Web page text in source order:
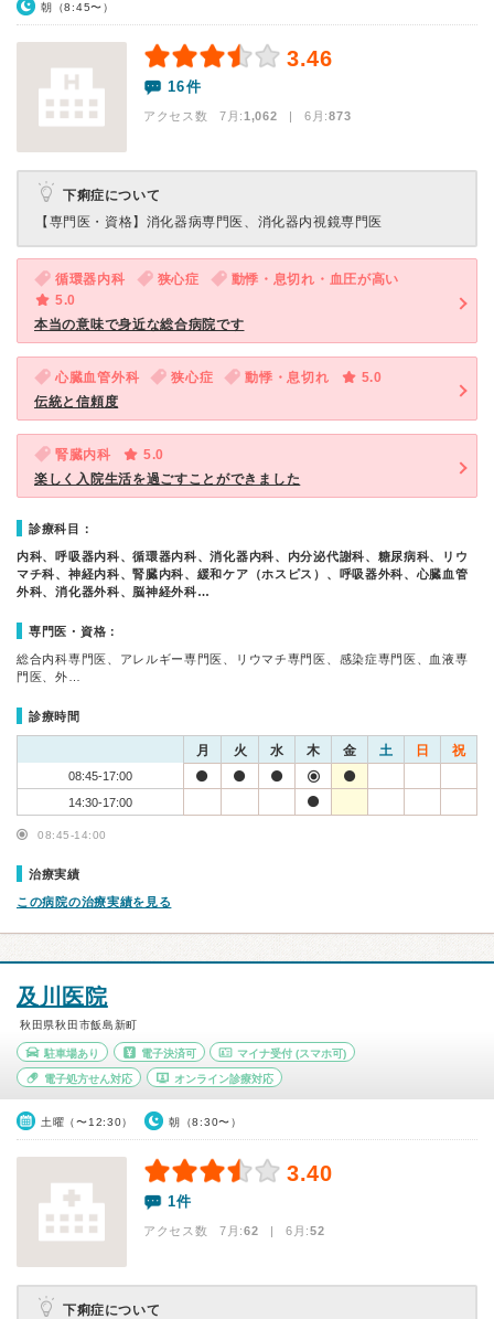
朝（8:45〜）
3.46
16件
アクセス数 7月:1,062 | 6月:873
下痢症について
【専門医・資格】 消化器病専門医、消化器内視鏡専門医
循環器内科 狭心症
動悸・息切れ・血圧が高い
5.0
本当の意味で身近な総合病院です
心臓血管外科 狭心症 動悸・息切れ
5.0
伝統と信頼度
腎臓内科
5.0
楽しく入院生活を過ごすことができました
診療科目：
内科、呼吸器内科、循環器内科、消化器内科、内分泌代謝科、糖尿病科、リウ
マチ科、神経内科、腎臓内科、緩和ケア（ホスピス）、呼吸器外科、心臓血管
外科、消化器外科、脳神経外科…
専門医・資格：
総合内科専門医、アレルギー専門医、リウマチ専門医、感染症専門医、血液専
門医、外…
診療時間
月 火 水 木 金 土 日 祝
08:45-17:00
14:30-17:00
08:45-14:00
治療実績
この病院の治療実績を見る
及川医院
秋田県秋田市飯島新町
駐車場あり 電子決済可 マイナ受付 (スマホ可)
電子処方せん対応 オンライン診療対応
土曜（〜12:30） 朝（8:30〜）
3.40
1件
アクセス数 7月:62 | 6月:52
下痢症について